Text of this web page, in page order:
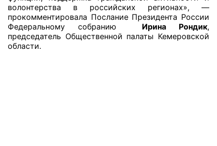
волонтерства в российских регионах», —
прокомментировала Послание Президента России
Федеральному собранию Ирина Рондик,
председатель Общественной палаты Кемеровской
области.